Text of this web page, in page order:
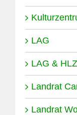
LAG
LAG & HLZ
Landrat
Landrat